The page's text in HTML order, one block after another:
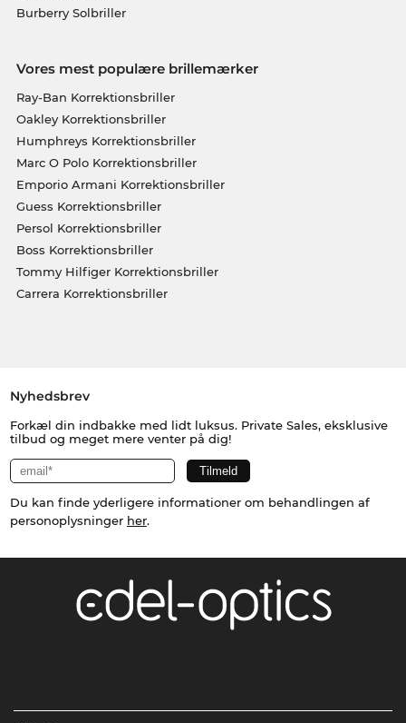
Burberry Solbriller
Vores mest populære brillemærker
Ray-Ban Korrektionsbriller
Oakley Korrektionsbriller
Humphreys Korrektionsbriller
Marc O Polo Korrektionsbriller
Emporio Armani Korrektionsbriller
Guess Korrektionsbriller
Persol Korrektionsbriller
Boss Korrektionsbriller
Tommy Hilfiger Korrektionsbriller
Carrera Korrektionsbriller
Nyhedsbrev
Forkæl din indbakke med lidt luksus. Private Sales, eksklusive
tilbud og meget mere venter på dig!
Du kan finde yderligere informationer om behandlingen af
personoplysninger her.